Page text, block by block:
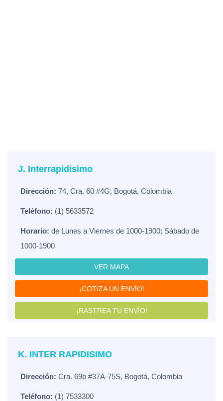
J. Interrapidisimo
Dirección: 74, Cra. 60 #4G, Bogotá, Colombia
Teléfono: (1) 5633572
Horario: de Lunes a Viernes de 1000-1900; Sábado de
1000-1900
VER MAPA
¡COTIZA UN ENVÍO!
¡RASTREA TU ENVÍO!
K. INTER RAPIDISIMO
Dirección: Cra. 69b #37A-75S, Bogotá, Colombia
Teléfono: (1) 7533300